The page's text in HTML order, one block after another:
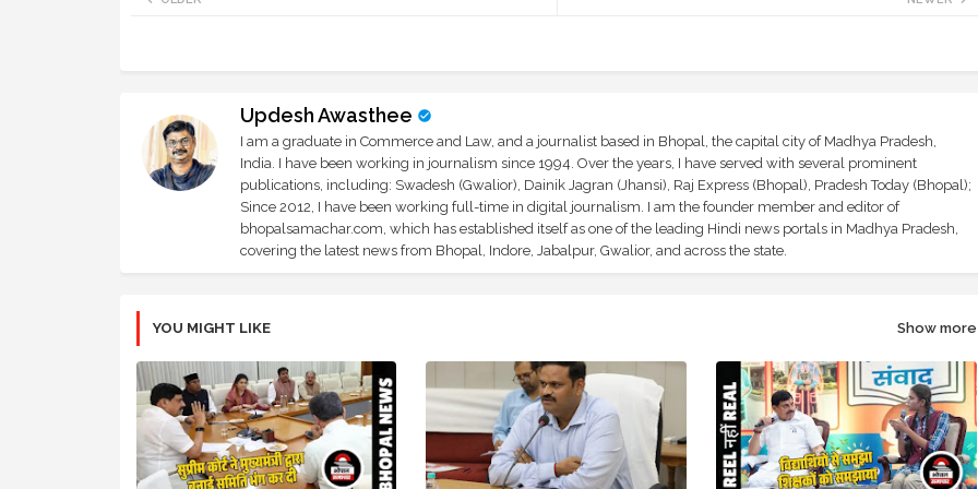
Updesh Awasthee
I am a graduate in Commerce and Law, and a journalist based in Bhopal, the capital city of Madhya Pradesh,
India. I have been working in journalism since 1994. Over the years, I have served with several prominent
publications, including: Swadesh (Gwalior), Dainik Jagran (Jhansi), Raj Express (Bhopal), Pradesh Today (Bhopal);
Since 2012, I have been working full-time in digital journalism. I am the founder member and editor of
bhopalsamachar.com, which has established itself as one of the leading Hindi news portals in Madhya Pradesh,
covering the latest news from Bhopal, Indore, Jabalpur, Gwalior, and across the state.
YOU MIGHT LIKE Show more